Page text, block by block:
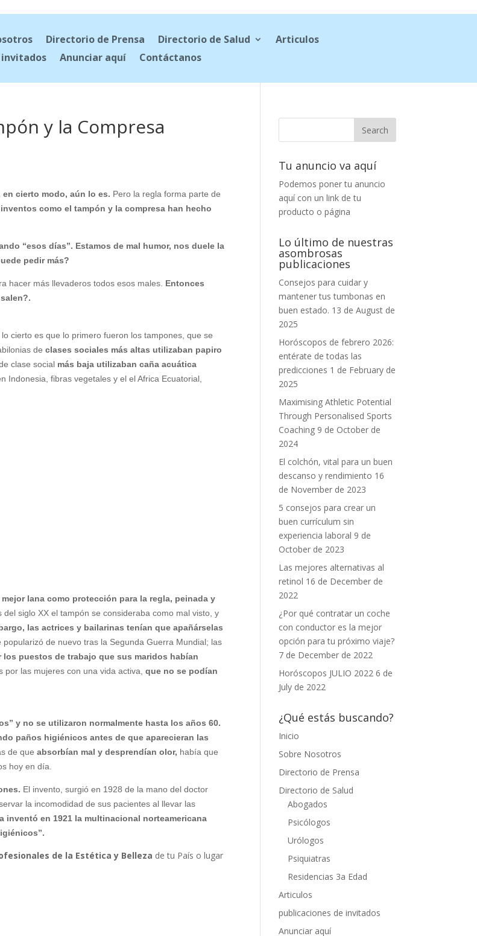
Directorio de Prensa Directorio de Salud
Articulos
invitados
Anunciar aquí Contáctanos
y la Compresa
cierto modo, aún lo es. Pero la regla forma parte de
como el tampón y la compresa han hecho
“esos días”. Estamos de mal humor, nos duele la
pedir más?
hacer más llevaderos todos esos males. Entonces
cierto es que lo primero fueron los tampones, que se
declases sociales más altas utilizaban papiro
clase social más baja utilizaban caña acuática
Indonesia, fibras vegetales y el el Africa Ecuatorial,
lana como protección para la regla, peinada y
del siglo XX el tampón se consideraba como mal visto, y
las actrices y bailarinas tenían que apañárselas
popularizó de nuevo tras la Segunda Guerra Mundial; las
los puestos de trabajo que sus maridos habían
por las mujeres con una vida activa,que no se podían
y no se utilizaron normalmente hasta los años 60.
paños higiénicos antes de que aparecieran las
de queabsorbían mal y desprendían olor, había que
hoy en día.
El invento, surgió en 1928 de la mano del doctor
la incomodidad de sus pacientes al llevar las
inventó en 1921 la multinacional norteamericana
de la Estética y Belleza de tu País o lugar
Tu anuncio va aquí
Podemos poner tu anuncio
aquí con un link de tu
producto o página
Lo último de nuestras
asombrosas
publicaciones
Consejos para cuidar y
mantener tus tumbonas en
buen estado. 13 de August de
2025
Horóscopos de febrero 2026:
entérate de todas las
predicciones 1 de February de
2025
Maximising Athletic Potential
Through Personalised Sports
Coaching 9 de October de
2024
El colchón, vital para un buen
descanso y rendimiento 16
de November de 2023
5 consejos para crear un
buen currículum sin
experiencia laboral 9 de
October de 2023
Las mejores alternativas al
retinol 16 de December de
2022
¿Por qué contratar un coche
con conductor es la mejor
opción para tu próximo viaje?
7 de December de 2022
Horóscopos JULIO 2022 6 de
July de 2022
¿Qué estás buscando?
Inicio
Sobre Nosotros
Directorio de Prensa
Directorio de Salud
Abogados
Psicólogos
Urólogos
Psiquiatras
Residencias 3a Edad
Articulos
publicaciones de invitados
Anunciar aquí